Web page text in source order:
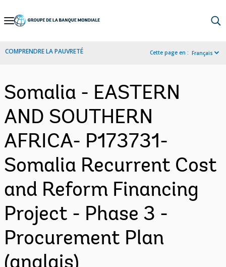
Skip
Navigation
COMPRENDRE LA PAUVRETÉ Cette page en : Français
Somalia - EASTERN
AND SOUTHERN
AFRICA- P173731-
Somalia Recurrent Cost
and Reform Financing
Project - Phase 3 -
Procurement Plan